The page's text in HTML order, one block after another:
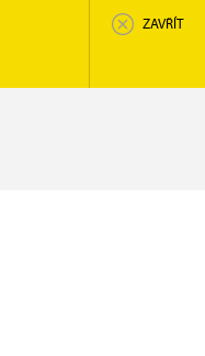
ZAVŘÍT